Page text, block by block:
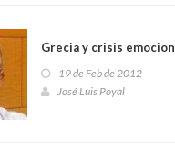
Grecia y crisis
19 de Feb de 2012
José Luis Poyal